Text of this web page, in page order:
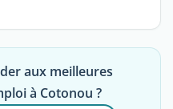
aux meilleures
à Cotonou ?